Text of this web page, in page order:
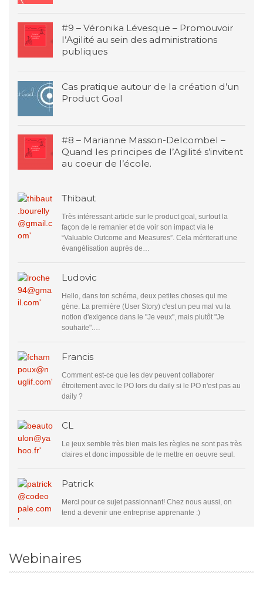
#9 – Véronika Lévesque – Promouvoir
l’Agilité au sein des administrations
publiques
Cas pratique autour de la création d’un
Product Goal
#8 – Marianne Masson-Delcombel –
Quand les principes de l’Agilité s’invitent
au coeur de l’école.
Thibaut
Très intéressant article sur le product goal, surtout la
façon de le remanier et de voir son impact via le
“Valuable Outcome and Measures”. Cela mériterait une
évangélisation auprès de…
Ludovic
Hello, dans ton schéma, deux petites choses qui me
gène. La première (User Story) c'est un peu mal vu la
notion d'exigence dans le "Je veux", mais plutôt "Je
souhaite".…
Francis
Comment est-ce que les dev peuvent collaborer
étroitement avec le PO lors du daily si le PO n'est pas au
daily ?
CL
Le jeux semble très bien mais les règles ne sont pas très
claires et donc impossible de le mettre en oeuvre seul.
Patrick
Merci pour ce sujet passionnant! Chez nous aussi, on
tend a devenir une entreprise apprenante :)
Webinaires